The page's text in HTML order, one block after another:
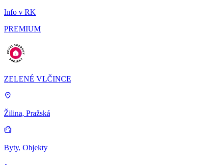
Info v RK
PREMIUM
ZELENÉ VLČINCE
Žilina, Pražská
Byty, Objekty